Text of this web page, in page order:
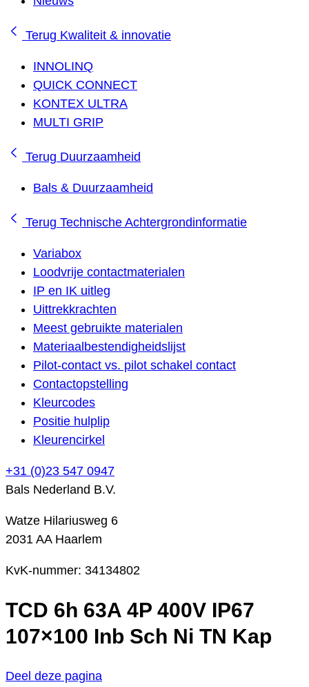
Terug Kwaliteit & innovatie
INNOLINQ
QUICK CONNECT
KONTEX ULTRA
MULTI GRIP
Terug Duurzaamheid
Bals & Duurzaamheid
Terug Technische Achtergrondinformatie
Variabox
Loodvrije contactmaterialen
IP en IK uitleg
Uittrekkrachten
Meest gebruikte materialen
Materiaalbestendigheidslijst
Pilot-contact vs. pilot schakel contact
Contactopstelling
Kleurcodes
Positie hulplip
Kleurencirkel
+31 (0)23 547 0947
Bals Nederland B.V.
Watze Hilariusweg 6
2031 AA Haarlem
KvK-nummer: 34134802
TCD 6h 63A 4P 400V IP67
107×100 Inb Sch Ni TN Kap
Deel deze pagina